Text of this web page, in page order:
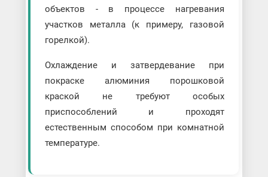
объектов - в процессе нагревания
участков металла (к примеру, газовой
горелкой).
Охлаждение и затвердевание при
покраске алюминия порошковой
краской не требуют особых
приспособлений и проходят
естественным способом при комнатной
температуре.